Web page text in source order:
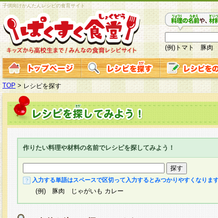
子供向けかんたんレシピの食育サイト
(例)トマト 豚肉
TOP > レシピを探す
作りたい料理や材料の名前でレシピを探してみよう！
入力する単語はスペースで区切って入力するとみつかりやすくなりま
(例) 豚肉 じゃがいも カレー